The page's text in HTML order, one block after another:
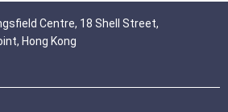
Centre, 18 Shell Street,
Hong Kong